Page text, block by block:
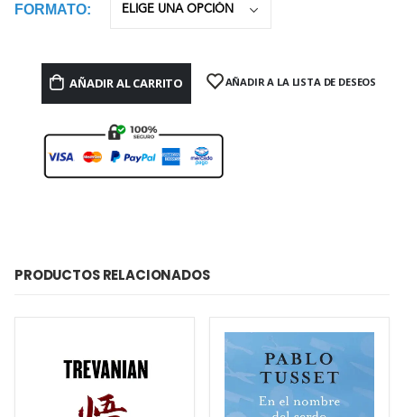
FORMATO
AÑADIR AL CARRITO AÑADIR A LA LISTA DE DESEOS
PRODUCTOS RELACIONADOS